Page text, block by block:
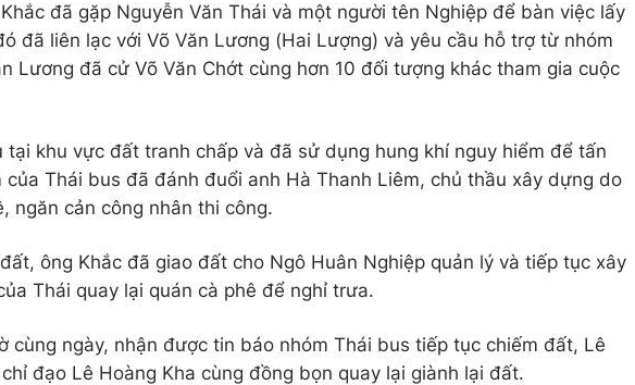
đã gặp Nguyễn Văn Thái và một người tên Nghiệp để bàn việc lấy
đã liên lạc với Võ Văn Lương (Hai Lượng) và yêu cầu hỗ trợ từ nhóm
Lương đã cử Võ Văn Chớt cùng hơn 10 đối tượng khác tham gia cuộc
tại khu vực đất tranh chấp và đã sử dụng hung khí nguy hiểm để tấn
của Thái bus đã đánh đuổi anh Hà Thanh Liêm, chủ thầu xây dựng do
ngăn cản công nhân thi công.
ông Khắc đã giao đất cho Ngô Huân Nghiệp quản lý và tiếp tục xây
Thái quay lại quán cà phê để nghỉ trưa.
cùng ngày, nhận được tin báo nhóm Thái bus tiếp tục chiếm đất, Lê
đạo Lê Hoàng Kha cùng đồng bọn quay lại giành lại đất.